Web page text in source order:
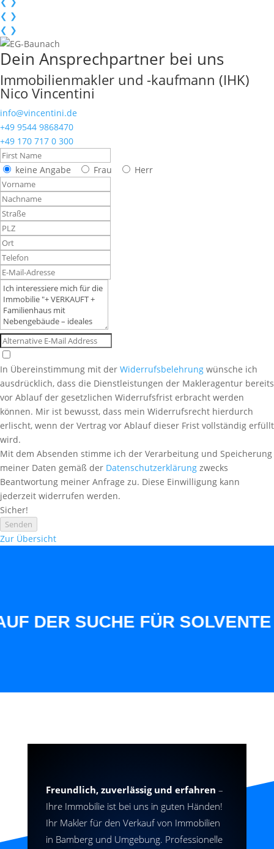
❮ ❯
❮ ❯
Dein Ansprechpartner bei uns
Immobilienmakler und -kaufmann (IHK)
Nico Vincentini
info@vincentini.de
+49 9544 9868470
+49 170 717 0 300
keine Angabe Frau Herr
In Übereinstimmung mit der Widerrufsbelehrung wünsche ich
ausdrücklich, dass die Dienstleistungen der Makleragentur bereits
vor Ablauf der gesetzlichen Widerrufsfrist erbracht werden
können. Mir ist bewusst, dass mein Widerrufsrecht hierdurch
erlischt, wenn der Vertrag vor Ablauf dieser Frist vollständig erfüllt
wird.
Mit dem Absenden stimme ich der Verarbeitung und Speicherung
meiner Daten gemäß der Datenschutzerklärung zwecks
Beantwortung meiner Anfrage zu. Diese Einwilligung kann
jederzeit widerrufen werden.
Sicher!
Senden
Zur Übersicht
SUCHE FÜR SOLVENTE
Freundlich, zuverlässig und erfahren –
Ihre Immobilie ist bei uns in guten Händen!
Ihr Makler für den Verkauf von Immobilien
in Bamberg und Umgebung. Professionelle